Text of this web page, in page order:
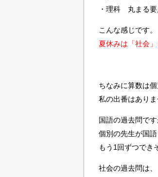
・理科 丸まる
こんな感じです。
夏休みは「社会
ちなみに算数は
私の出番はありま
国語の過去問で
個別の先生が国語
もう1回ずつでき
社会の過去問は、